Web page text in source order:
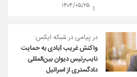
۱۴۰۴/۰۵/۲۵
در پیامی در شبکه ایکس:
واکنش غریب آبادی به حمایت
نایب‌رئیس دیوان بین‌المللی
دادگستری از اسرائیل